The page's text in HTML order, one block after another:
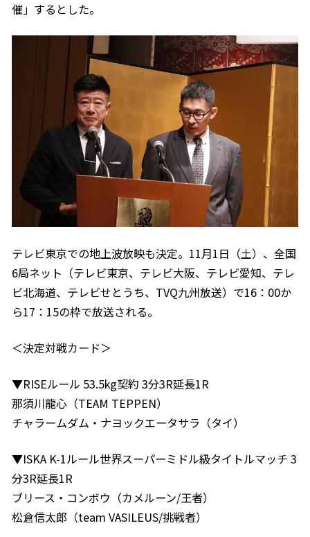
催」するとした。
テレビ東京での地上波放映も決定。11月1日（土）、全国
6局ネット（テレビ東京、テレビ大阪、テレビ愛知、テレ
ビ北海道、テレビせとうち、TVQ九州放送）で16：00か
ら17：15の枠で放送される。
＜決定対戦カード＞
▼RISEルール 53.5kg契約 3分3R延長1R
那須川龍心（TEAM TEPPEN）
チャラームダム・ナヨックエータサラ（タイ）
▼ISKA K-1ルール世界スーパーミドル級タイトルマッチ 3
分3R延長1R
ブリース・コンボウ（カメルーン/王者）
松倉信太郎（team VASILEUS/挑戦者）